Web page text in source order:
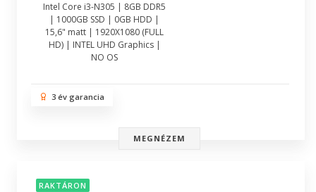
Intel Core i3-N305 | 8GB DDR5
| 1000GB SSD | 0GB HDD |
15,6" matt | 1920X1080 (FULL
HD) | INTEL UHD Graphics |
NO OS
3 év garancia
MEGNÉZEM
RAKTÁRON